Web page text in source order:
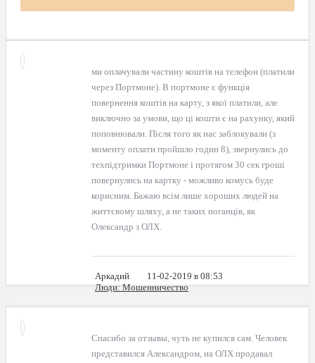
ми оплачували частину коштів на телефон (платили
через Портмоне). В портмоне є функція
повернення коштів на карту, з якої платили, але
виключно за умови, що ці кошти є на рахунку, який
поповнювали. Після того як нас заблокували (з
моменту оплати пройшло годин 8), звернулись до
техпідтримки Портмоне і протягом 30 сек гроші
повернулись на картку - можливо комусь буде
корисним. Бажаю всім лише хороших людей на
життєвому шляху, а не таких поганців, як
Олександр з ОЛХ.
Аркадий
11-02-2019 в 08:53
Люди: Мошенничество
Спасибо за отзывы, чуть не купился сам. Человек
представился Александром, на ОЛХ продавал